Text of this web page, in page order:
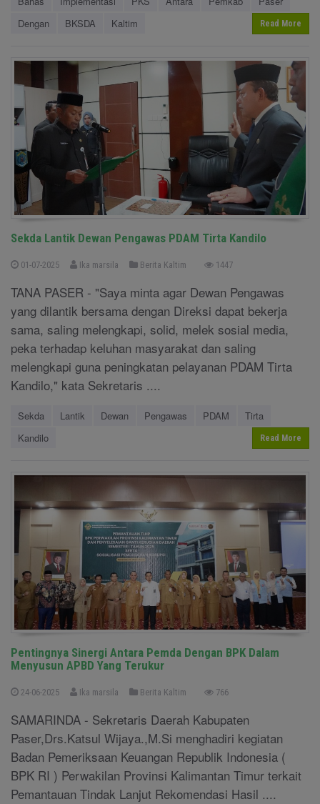
Dengan
BKSDA Kaltim Read More
Sekda Lantik Dewan Pengawas PDAM Tirta Kandilo
01-07-2025 Ika marsila Berita Kaltim 1447
TANA PASER - "Saya minta agar Dewan Pengawas
yang dilantik bersama dengan Direksi dapat bekerja
sama, saling melengkapi, solid, melek sosial media,
peka terhadap keluhan masyarakat dan saling
melengkapi guna peningkatan pelayanan PDAM Tirta
Kandilo," kata Sekretaris ....
Sekda Lantik Dewan Pengawas PDAM
Tirta
Kandilo
Read More
Pentingnya Sinergi Antara Pemda Dengan BPK Dalam
Menyusun APBD Yang Terukur
24-06-2025 Ika marsila Berita Kaltim 766
SAMARINDA - Sekretaris Daerah Kabupaten
Paser,Drs.Katsul Wijaya.,M.Si menghadiri kegiatan
Badan Pemeriksaan Keuangan Republik Indonesia (
BPK RI ) Perwakilan Provinsi Kalimantan Timur terkait
Pemantauan Tindak Lanjut Rekomendasi Hasil ....